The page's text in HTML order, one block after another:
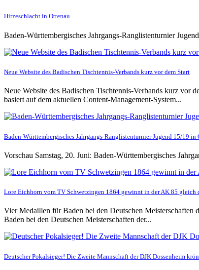
Hitzeschlacht in Ottenau
Baden-Württembergisches Jahrgangs-Ranglistenturnier
Neue Website des Badischen Tischtennis-Verbands kurz vor dem Start
Neue Website des Badischen Tischtennis-Verbands kurz vor
basiert auf dem aktuellen Content-Management-System...
Baden-Württembergisches Jahrgangs-Ranglistenturnier Jugend 15/19 in
Vorschau Samstag, 20. Juni: Baden-Württembergisches
Lore Eichhorn vom TV Schwetzingen 1864 gewinnt in der AK 85 gleich
Vier Medaillen für Baden bei den Deutschen
Baden bei den Deutschen Meisterschaften der...
Deutscher Pokalsieger! Die Zweite Mannschaft der DJK Dossenheim